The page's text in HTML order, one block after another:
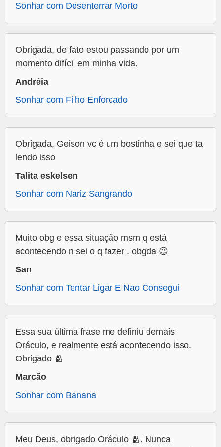
Sonhar com Desenterrar Morto
Obrigada, de fato estou passando por um
momento difícil em minha vida.
Andréia
Sonhar com Filho Enforcado
Obrigada, Geison vc é um bostinha e sei que ta
lendo isso
Talita eskelsen
Sonhar com Nariz Sangrando
Muito obg e essa situação msm q está
acontecendo n sei o q fazer . obgda 😉
San
Sonhar com Tentar Ligar E Nao Consegui
Essa sua última frase me definiu demais
Oráculo, e realmente está acontecendo isso.
Obrigado 🫂
Marcão
Sonhar com Banana
Meu Deus, obrigado Oráculo 🫂. Nunca